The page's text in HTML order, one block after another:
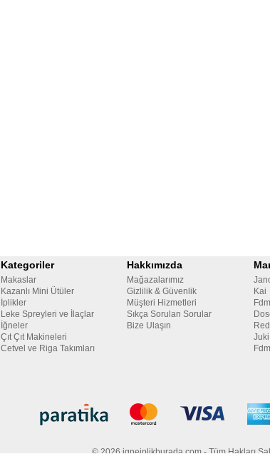
Kategoriler
Makaslar
Kazanlı Mini Ütüler
İplikler
Leke Spreyleri ve İlaçlar
İğneler
Çıt Çıt Makineleri
Cetvel ve Riga Takımları
Hakkımızda
Mağazalarımız
Gizlilik & Güvenlik
Müşteri Hizmetleri
Sıkça Sorulan Sorular
Bize Ulaşın
Kai
Juki
Fdm
© 2026 igneiplikburada.com - Tüm Hakları